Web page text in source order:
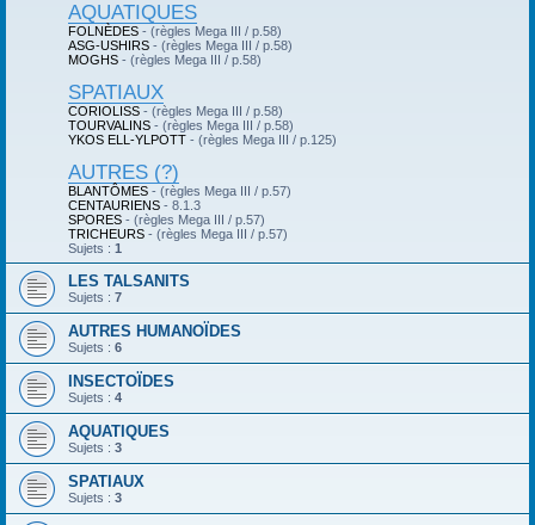
AQUATIQUES
FOLNÈDES - (règles Mega III / p.58)
ASG-USHIRS - (règles Mega III / p.58)
MOGHS - (règles Mega III / p.58)
SPATIAUX
CORIOLISS - (règles Mega III / p.58)
TOURVALINS - (règles Mega III / p.58)
YKOS ELL-YLPOTT - (règles Mega III / p.125)
AUTRES (?)
BLANTÔMES - (règles Mega III / p.57)
CENTAURIENS - 8.1.3
SPORES - (règles Mega III / p.57)
TRICHEURS - (règles Mega III / p.57)
Sujets : 1
LES TALSANITS
Sujets : 7
AUTRES HUMANOÏDES
Sujets : 6
INSECTOÏDES
Sujets : 4
AQUATIQUES
Sujets : 3
SPATIAUX
Sujets : 3